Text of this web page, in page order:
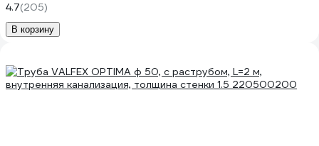
4.7(205)
В корзину